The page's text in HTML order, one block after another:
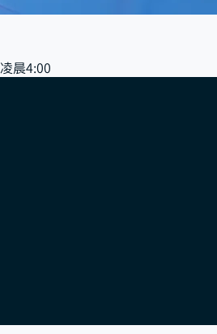
晨4:00